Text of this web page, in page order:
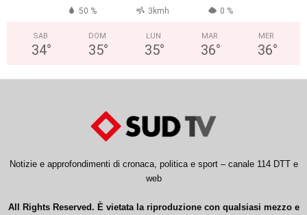
50 % 3kmh 0 %
SAB
34°
DOM
35°
LUN
35°
MAR
36°
MER
36°
Notizie e approfondimenti di cronaca, politica e sport – canale 114 DTT e
web
All Rights Reserved. È vietata la riproduzione con qualsiasi mezzo e